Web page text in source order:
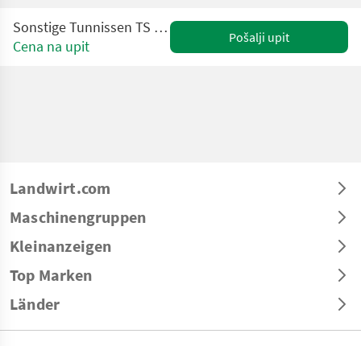
Sonstige Tunnissen TS 532 versnipperaar - Gebruikt
Cena na upit
Pošalji upit
Landwirt.com
Maschinengruppen
Kleinanzeigen
Top Marken
Länder